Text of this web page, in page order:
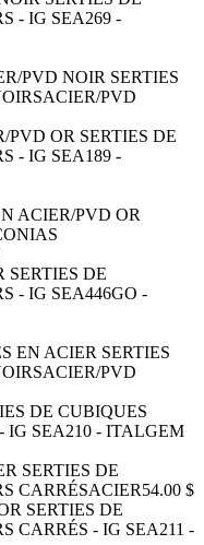
PVD NOIR SERTIES
ACIER/PVD
ACIER/PVD OR
EN ACIER SERTIES
ACIER/PVD
SERTIES DE
CARRÉSACIER54.00 $